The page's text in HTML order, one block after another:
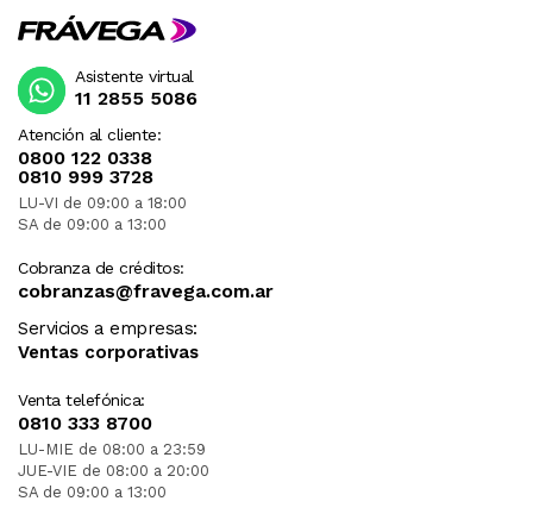
Atención al cliente:
0800 122 0338
0810 999 3728
LU-VI de 09:00 a 18:00
SA de 09:00 a 13:00
Cobranza de créditos:
cobranzas@fravega.com.ar
Servicios a empresas:
Ventas corporativas
Venta telefónica:
0810 333 8700
LU-MIE de 08:00 a 23:59
JUE-VIE de 08:00 a 20:00
SA de 09:00 a 13:00
Asistente virtual
11 2855 5086